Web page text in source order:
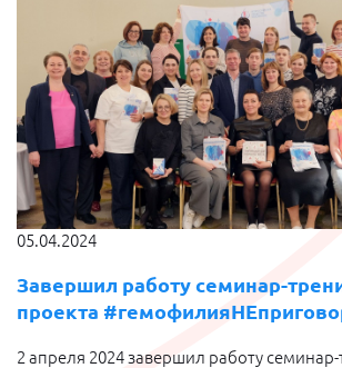
05.04.2024
Завершил работу семинар-
проекта
2 апреля 2024 завершил работу